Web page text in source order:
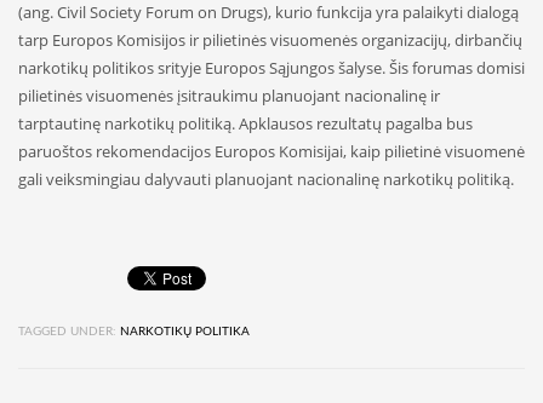
(ang. Civil Society Forum on Drugs), kurio funkcija yra palaikyti dialogą
tarp Europos Komisijos ir pilietinės visuomenės organizacijų, dirbančių
narkotikų politikos srityje Europos Sąjungos šalyse. Šis forumas domisi
pilietinės visuomenės įsitraukimu planuojant nacionalinę ir
tarptautinę narkotikų politiką. Apklausos rezultatų pagalba bus
paruoštos rekomendacijos Europos Komisijai, kaip pilietinė visuomenė
gali veiksmingiau dalyvauti planuojant nacionalinę narkotikų politiką.
TAGGED UNDER: NARKOTIKŲ POLITIKA